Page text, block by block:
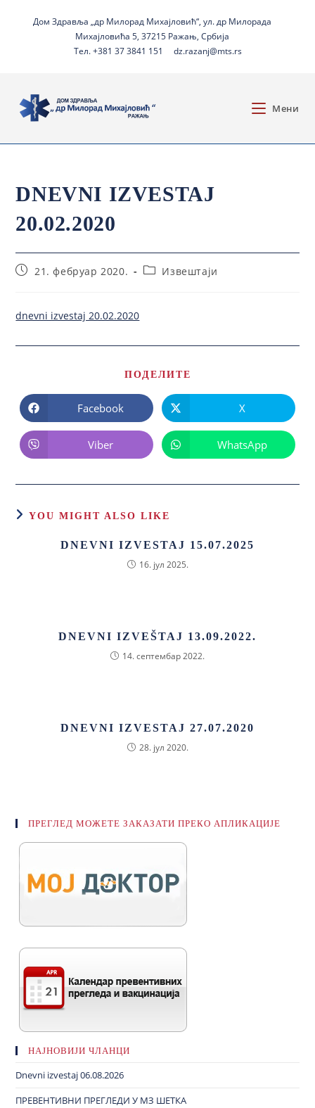
Дом Здравља „др Милорад Михајловић“, ул. др Милорада
Михајловића 5, 37215 Ражањ, Србија
Тел. +381 37 3841 151
dz.razanj@mts.rs
Мени
DNEVNI IZVESTAJ
20.02.2020
21. фебруар 2020. Извештаји
dnevni izvestaj 20.02.2020
ПОДЕЛИТЕ
Facebook X
Viber WhatsApp
YOU MIGHT ALSO LIKE
DNEVNI IZVESTAJ 15.07.2025
16. јул 2025.
DNEVNI IZVEŠTAJ 13.09.2022.
14. септембар 2022.
DNEVNI IZVESTAJ 27.07.2020
28. јул 2020.
ПРЕГЛЕД МОЖЕТЕ ЗАКАЗАТИ ПРЕКО АПЛИКАЦИЈЕ
НАЈНОВИЈИ ЧЛАНЦИ
Dnevni izvestaj 06.08.2026
ПРЕВЕНТИВНИ ПРЕГЛЕДИ У МЗ ШЕТКА